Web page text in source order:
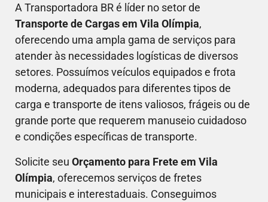
A Transportadora BR é líder no setor de
Transporte de Cargas em Vila Olímpia,
oferecendo uma ampla gama de serviços para
atender às necessidades logísticas de diversos
setores. Possuímos veículos equipados e frota
moderna, adequados para diferentes tipos de
carga e transporte de itens valiosos, frágeis ou de
grande porte que requerem manuseio cuidadoso
e condições específicas de transporte.
Solicite seu Orçamento para Frete em Vila
Olímpia, oferecemos serviços de fretes
municipais e interestaduais. Conseguimos